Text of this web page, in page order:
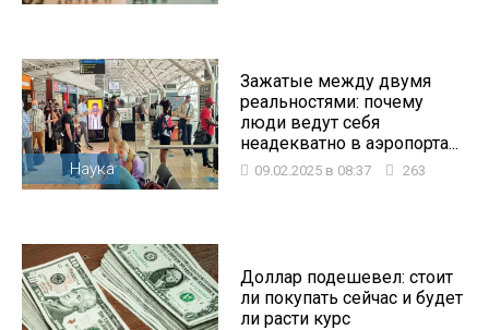
Наука
Зажатые между двумя
реальностями: почему
люди ведут себя
неадекватно в аэропорта...
09.02.2025 в 08:37 263
Доллар подешевел: стоит
ли покупать сейчас и будет
ли расти курс